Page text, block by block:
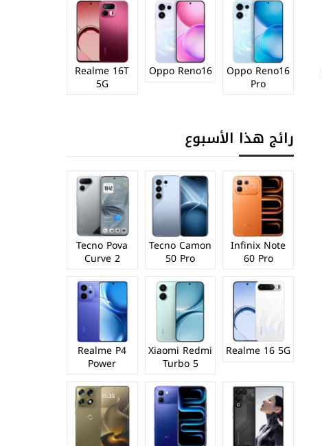
Oppo Reno16
Pro
Oppo Reno16
Realme 16T
5G
رائج هذا الأسبوع
Infinix Note
60 Pro
Tecno Camon
50 Pro
Tecno Pova
Curve 2
Realme 16 5G
Xiaomi Redmi
Turbo 5
Realme P4
Power